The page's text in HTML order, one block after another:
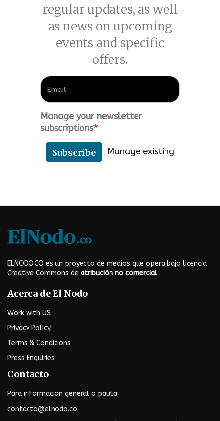
regular updates, as well
as news on upcoming
events and specific
offers.
Manage your newsletter
subscriptions
Subscribe Manage existing
ELNODO.CO es un proyecto de medios que opera bajo licencia
Creative Commons de atribución no comercial
Acerca de El Nodo
Work with US
Privacy Policy
Terms & Conditions
Press Enquiries
Contacto
Para información general o pauta:
contacto@elnodo.co